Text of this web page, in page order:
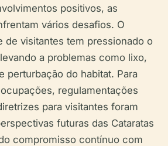
positivos, as
vários desafios. O
de visitantes tem pressionado o
a problemas como lixo,
perturbação do habitat. Para
regulamentações
para visitantes foram
futuras das Cataratas
compromisso contínuo com